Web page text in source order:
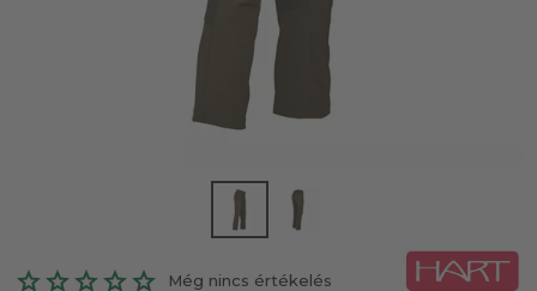
Még nincs értékelés